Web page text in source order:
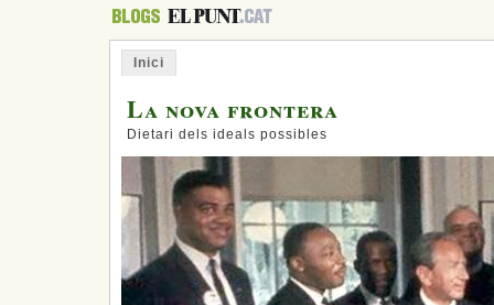
Inici
La nova frontera
Dietari dels ideals possibles